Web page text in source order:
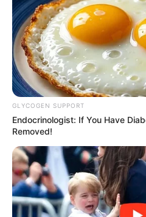
GLYCOGEN SUPPORT
Endocrinologist: If You Have
Removed!